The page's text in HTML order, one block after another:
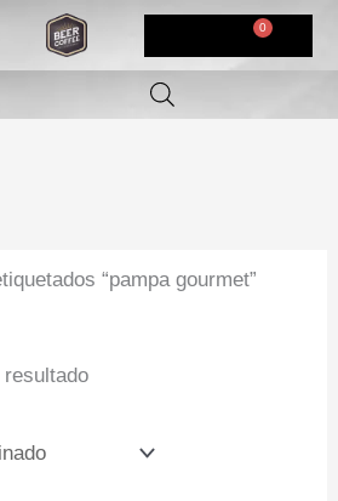
“pampa gourmet”